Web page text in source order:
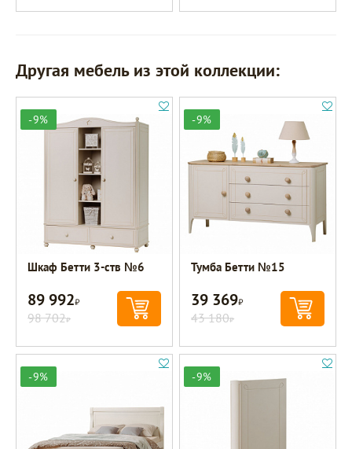
Другая мебель из этой коллекции:
-9%
Шкаф Бетти 3-ств №6
89 992Р
98 702Р
-9%
Тумба Бетти №15
39 369Р
43 180Р
-9% -9%